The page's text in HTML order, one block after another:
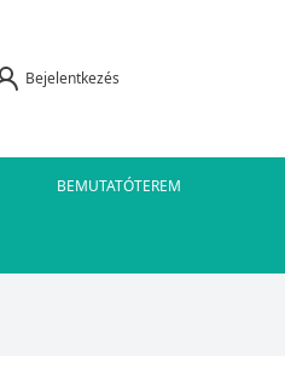
Bejelentkezés
BEMUTATÓTEREM